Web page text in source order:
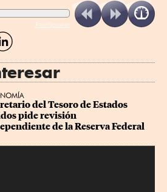
ReadSpeaker
del Tesoro de Estados
pide revisión
de la Reserva Federal